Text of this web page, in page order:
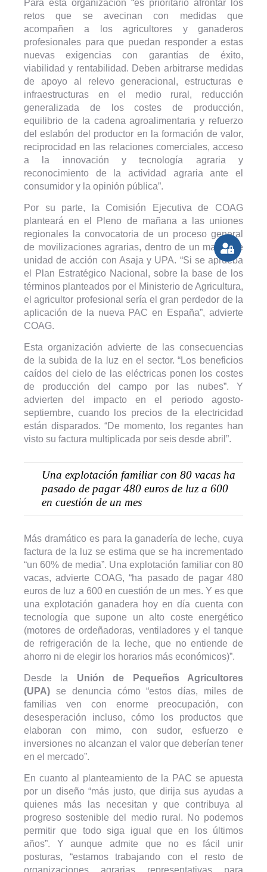
Para esta organización “es prioritario afrontar los
retos que se avecinan con medidas que
acompañen a los agricultores y ganaderos
profesionales para que puedan responder a estas
nuevas exigencias con garantías de éxito,
viabilidad y rentabilidad. Deben arbitrarse medidas
de apoyo al relevo generacional, estructuras e
infraestructuras en el medio rural, reducción
generalizada de los costes de producción,
equilibrio de la cadena agroalimentaria y refuerzo
del eslabón del productor en la formación de valor,
reciprocidad en las relaciones comerciales, acceso
a la innovación y tecnología agraria y
reconocimiento de la actividad agraria ante el
consumidor y la opinión pública”.
Por su parte, la Comisión Ejecutiva de COAG
planteará en el Pleno de mañana a las uniones
regionales la convocatoria de un proceso general
de movilizaciones agrarias, dentro de un marco de
unidad de acción con Asaja y UPA. “Si se aprueba
el Plan Estratégico Nacional, sobre la base de los
términos planteados por el Ministerio de Agricultura,
el agricultor profesional sería el gran perdedor de la
aplicación de la nueva PAC en España”, advierte
COAG.
Esta organización advierte de las consecuencias
de la subida de la luz en el sector. “Los beneficios
caídos del cielo de las eléctricas ponen los costes
de producción del campo por las nubes”. Y
advierten del impacto en el periodo agosto-
septiembre, cuando los precios de la electricidad
están disparados. “De momento, los regantes han
visto su factura multiplicada por seis desde abril”.
Una explotación familiar con 80 vacas ha
pasado de pagar 480 euros de luz a 600
en cuestión de un mes
Más dramático es para la ganadería de leche, cuya
factura de la luz se estima que se ha incrementado
“un 60% de media”. Una explotación familiar con 80
vacas, advierte COAG, “ha pasado de pagar 480
euros de luz a 600 en cuestión de un mes. Y es que
una explotación ganadera hoy en día cuenta con
tecnología que supone un alto coste energético
(motores de ordeñadoras, ventiladores y el tanque
de refrigeración de la leche, que no entiende de
ahorro ni de elegir los horarios más económicos)”.
Desde la Unión de Pequeños Agricultores
(UPA) se denuncia cómo “estos días, miles de
familias ven con enorme preocupación, con
desesperación incluso, cómo los productos que
elaboran con mimo, con sudor, esfuerzo e
inversiones no alcanzan el valor que deberían tener
en el mercado”.
En cuanto al planteamiento de la PAC se apuesta
por un diseño “más justo, que dirija sus ayudas a
quienes más las necesitan y que contribuya al
progreso sostenible del medio rural. No podemos
permitir que todo siga igual que en los últimos
años”. Y aunque admite que no es fácil unir
posturas, “estamos trabajando con el resto de
organizaciones agrarias representativas para